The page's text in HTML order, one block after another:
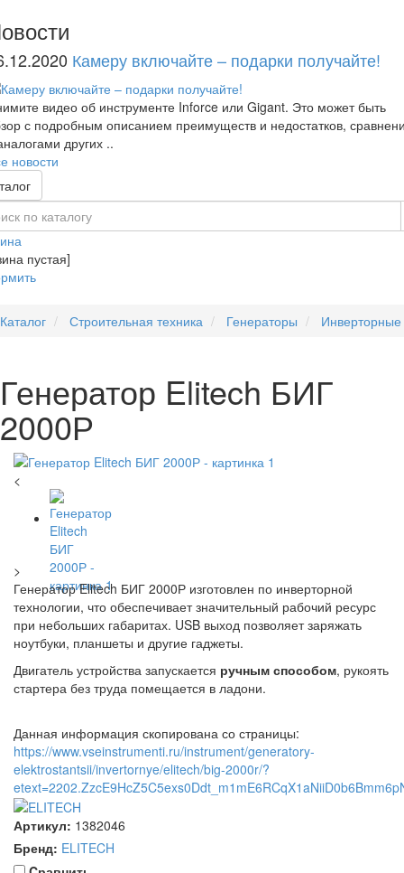
Камеру включайте – подарки получайте!
видео об инструменте Inforce или Gigant. Это может быть
с подробным описанием преимуществ и недостатков,
других ..
новости
пустая]
Каталог Строительная техника Генераторы Инверторные
Генератор Elitech БИГ
2000Р
<
>
Генератор Elitech БИГ 2000Р изготовлен по инверторной
технологии, что обеспечивает значительный рабочий ресурс
при небольших габаритах. USB выход позволяет заряжать
ноутбуки, планшеты и другие гаджеты.
Двигатель устройства запускается ручным способом, рукоять
стартера без труда помещается в ладони.
Данная информация скопирована со страницы:
https://www.vseinstrumenti.ru/instrument/generatory-
elektrostantsii/invertornye/elitech/big-2000r/?
Артикул: 1382046
Бренд: ELITECH